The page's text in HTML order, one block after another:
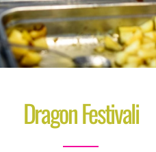
Dragon Festivali